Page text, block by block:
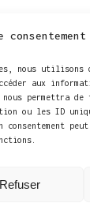
consentement
nous utilisons
aux
permettra de
ou les ID
consentement
Refuser